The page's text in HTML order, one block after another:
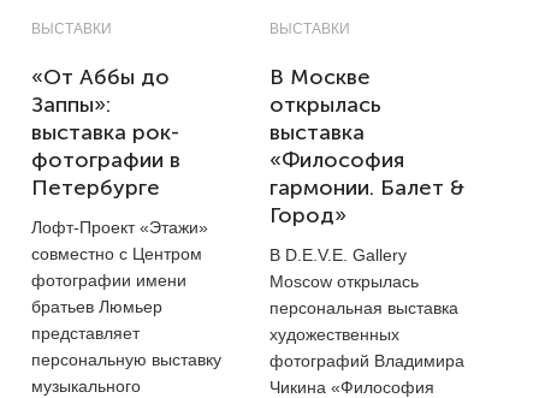
ВЫСТАВКИ
«От Аббы до
Заппы»:
выставка рок-
фотографии в
Петербурге
Лофт-Проект «Этажи»
совместно с Центром
фотографии имени
братьев Люмьер
представляет
персональную выставку
музыкального
ВЫСТАВКИ
В Москве
открылась
выставка
«Философия
гармонии. Балет &
Город»
В D.E.V.E. Gallery
Moscow открылась
персональная выставка
художественных
фотографий Владимира
Чикина «Философия